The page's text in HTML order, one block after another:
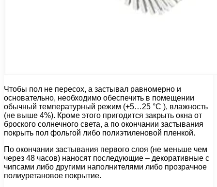
Чтобы пол не пересох, а застывал равномерно и
основательно, необходимо обеспечить в помещении
обычный температурный режим (+5…25 °С ), влажность
(не выше 4%). Кроме этого пригодится закрыть окна от
броского солнечного света, а по окончании застывания
покрыть пол фольгой либо полиэтиленовой пленкой.
По окончании застывания первого слоя (не меньше чем
через 48 часов) наносят последующие – декоративные с
чипсами либо другими наполнителями либо прозрачное
полиуретановое покрытие.